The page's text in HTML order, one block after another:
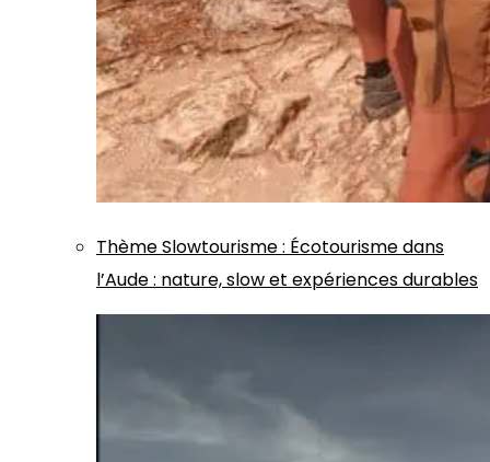
ThèmeSlowtourisme: Écotourisme dans
l’Aude : nature, slow et expériences durables